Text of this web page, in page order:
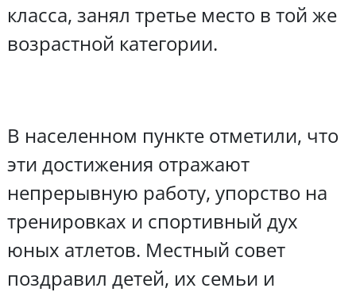
класса, занял третье место в той же
возрастной категории.
В населенном пункте отметили, что
эти достижения отражают
непрерывную работу, упорство на
тренировках и спортивный дух
юных атлетов. Местный совет
поздравил детей, их семьи и